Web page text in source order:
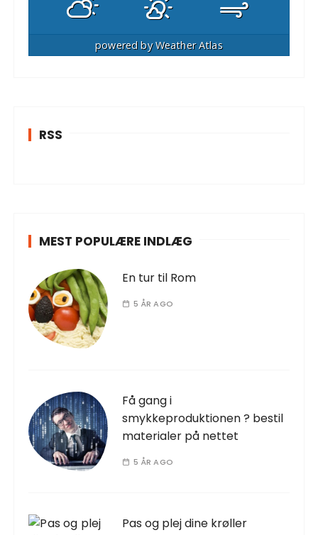
powered byWeather Atlas
RSS
MEST POPULÆRE INDLÆG
En tur til Rom
5 ÅR AGO
Få gang i
smykkeproduktionen ? bestil
materialer på nettet
5 ÅR AGO
Pas og plej dine krøller